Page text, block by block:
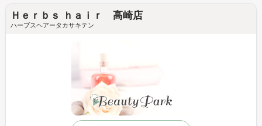
Ｈｅｒｂｓ ｈａｉｒ 高崎店
ハーブスヘアータカサキテン